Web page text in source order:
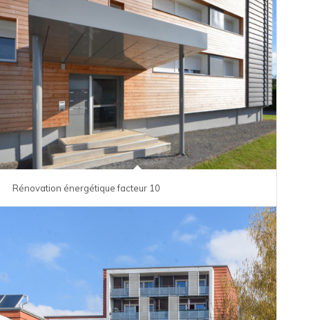
Rénovation énergétique facteur 10